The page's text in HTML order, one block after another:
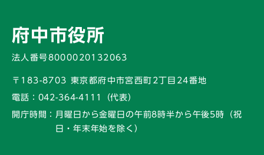
府中市役所
法人番号8000020132063
〒183-8703 東京都府中市宮西町2丁目24番地
電話： 042-364-4111（代表）
開庁時間： 月曜日から金曜日の午前8時半から午後5時 （祝
日・年末年始を除く）